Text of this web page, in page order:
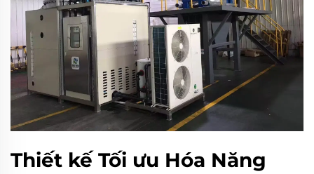
Thiết kế Tối ưu Hóa Năng